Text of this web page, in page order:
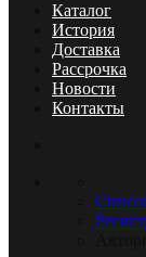
Каталог
История
Доставка
Рассрочка
Новости
Контакты